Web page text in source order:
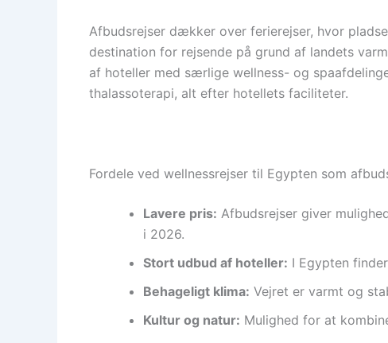
Afbudsrejser dækker over ferierejser, hvor
destination for rejsende på grund af landets
af hoteller med særlige wellness- og
thalassoterapi, alt efter hotellets faciliteter.
Fordele ved wellnessrejser til Egypten som
Lavere pris: Afbudsrejser giver
i 2026.
Stort udbud af hoteller: I Egypten
Behageligt klima: Vejret er varmt og
Kultur og natur: Mulighed for at